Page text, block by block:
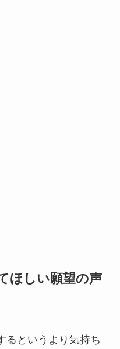
ほしい願望の声
るというより気持ち